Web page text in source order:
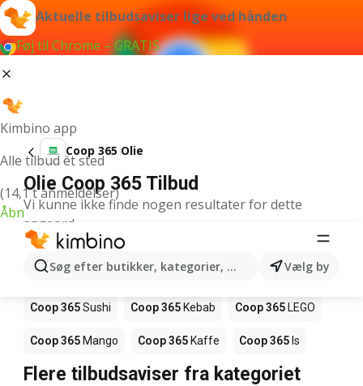
Aktuelle tilbudsaviser lige ved hånden
Føj til Chrome – GRATIS
Kimbino app
Alle tilbud ét sted
(14,1 t anmeldelser)
Åbn
Søg efter butikker, kategorier, produkter...Vælg by
Coop 365 Olie
Olie Coop 365 Tilbud
Vi kunne ikke finde nogen resultater for dette
søgeord.
Andre produkter i butikker Coop 365
Coop 365Pizza Coop 365Magasin
Coop 365Sushi Coop 365 Kebab Coop 365 LEGO
Coop 365 Mango Coop 365 Kaffe Coop 365 Is
Flere tilbudsaviser fra kategoriet